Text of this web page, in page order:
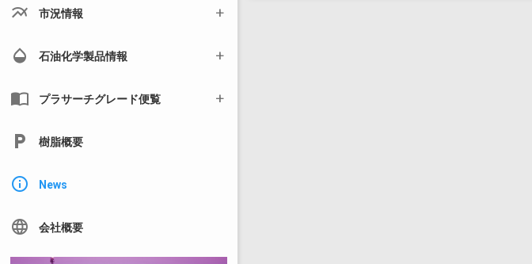
multiline_chart 市況情報
opacity 石油化学製品情報
import_contacts プラサーチグレード便覧
local_parking 樹脂概要
info_outline News
language 会社概要